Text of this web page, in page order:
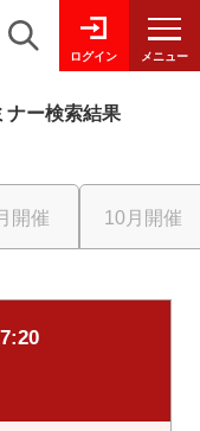
ログイン メニュー
ナー検索結果
開催 10月開催